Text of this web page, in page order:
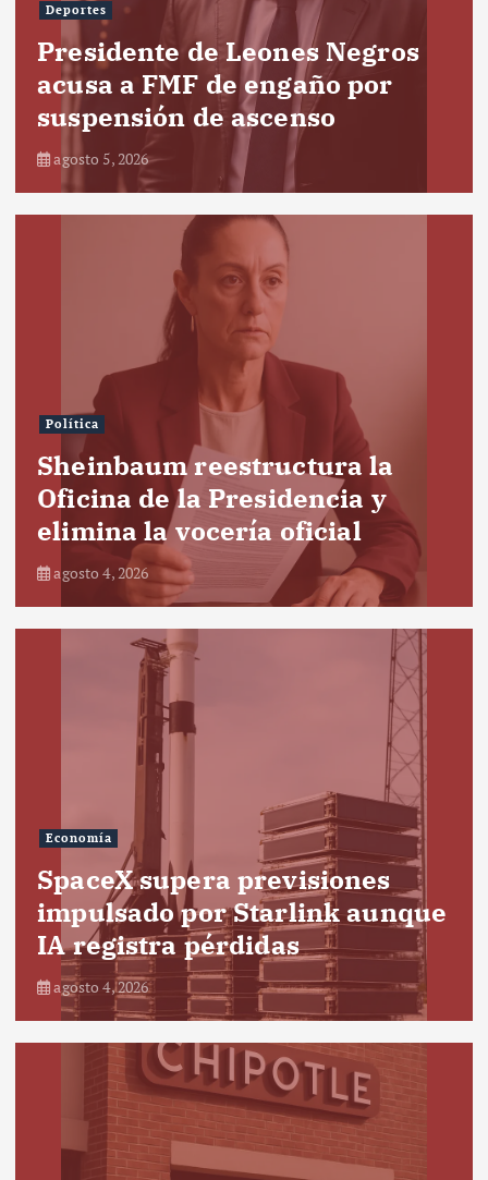
Deportes
Presidente de Leones Negros
acusa a FMF de engaño por
suspensión de ascenso
agosto 5, 2026
Política
Sheinbaum reestructura la
Oficina de la Presidencia y
elimina la vocería oficial
agosto 4, 2026
Economía
SpaceX supera previsiones
impulsado por Starlink aunque
IA registra pérdidas
agosto 4, 2026